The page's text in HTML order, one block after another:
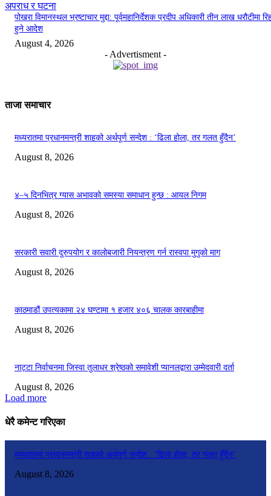
अपराध र घटना
पोखरा विमानस्थल भ्रष्टाचार मुद्दा: पूर्वमहानिर्देशक प्रदीप अधिकारी तीन लाख धरौटीमा
हुने आदेश
August 4, 2026
- Advertisment -
ताजा समाचार
मध्यरातमा प्रधानमन्त्री शाहको अर्थपूर्ण सन्देश : ‘ढिला होला, तर गलत हुँदैन’
August 8, 2026
४–५ दिनभित्र ग्यास अभावको समस्या समाधान हुन्छ : आयल निगम
August 8, 2026
सरकारी सवारी दुरुपयोग र कालोबजारी नियन्त्रण गर्न रास्वपा मुगुको माग
August 8, 2026
काठमाडौं उपत्यकामा २४ घण्टामा १ हजार ४०६ चालक कारबाहीमा
August 8, 2026
नाट्टा निर्वाचनमा जिस्वा तुलाधर श्रेष्ठको समावेशी प्यानलद्वारा उम्मेदवारी दर्ता
August 8, 2026
Load more
धेरै कमेन्ट गरिएका
मध्यरातमा प्रधानमन्त्री शाहको अर्थपूर्ण सन्देश : ‘ढिला होला, तर गलत हुँदैन’
August 8, 2026